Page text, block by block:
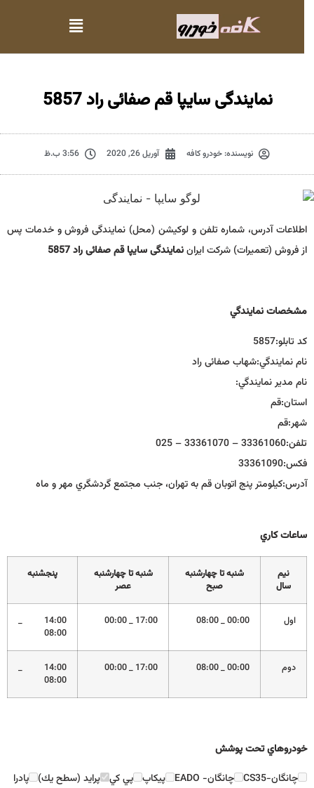
نمایندگی سایپا قم صفائی راد 5857
نویسنده:خودرو کافه آوریل 26, 2020 3:56 ب.ظ
اطلاعات آدرس، شماره تلفن و لوکیشن (محل) نمایندگی فروش و خدمات پس
از فروش (تعمیرات) شرکت ایراننمایندگی سایپا قم صفائی راد 5857
مشخصات نمايندگي
كد تابلو:5857
نام نمايندگي:شهاب صفائی راد
نام مدير نمايندگي:
استان:قم
شهر:قم
تلفن:33361060 – 33361070 – 025
فكس:33361090
آدرس:كيلومتر پنج اتوبان قم به تهران، جنب مجتمع گردشگري مهر و ماه
ساعات كاري
نيم
سال
شنبه تا چهارشنبه
صبح
شنبه تا چهارشنبه
عصر
پنجشنبه
اول 00:00 _ 08:00
17:00 _ 00:00
14:00 _
08:00
دوم 00:00 _ 08:00
17:00 _ 00:00
14:00 _
08:00
خودروهاي تحت پوشش
چانگان-CS35
چانگان- EADO پيكاپ پي كي پرايد (سطح يك) پادرا